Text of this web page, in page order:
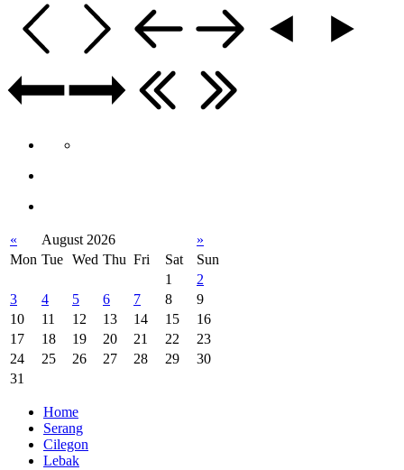
« August 2026
»
Mon Tue Wed Thu Fri Sat
Sun
1
2
3
4 5 6 7 8
9
10
11 12 13 14 15
16
17
18 19 20 21 22
23
24
25 26 27 28 29
30
31
Home
Serang
Cilegon
Lebak